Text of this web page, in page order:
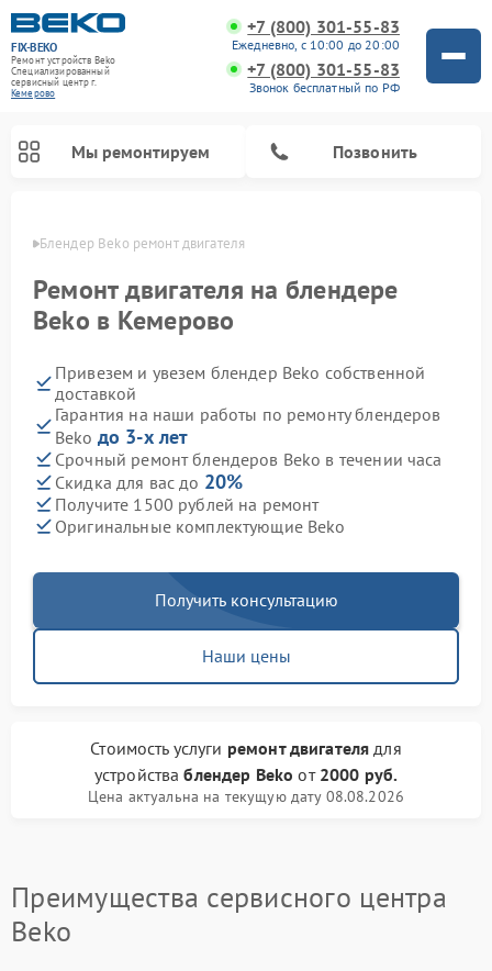
FIX-BEKO
Ремонт устройств Beko
Специализированный
cервисный центр г.
Кемерово
+7 (800) 301-55-83
Ежедневно, с 10:00 до 20:00
+7 (800) 301-55-83
Звонок бесплатный по РФ
Мы ремонтируем Позвонить
Блендер Beko ремонт двигателя
Ремонт двигателя на блендере
Beko в Кемерово
Привезем и увезем блендер Beko собственной
доставкой
Гарантия на наши работы по ремонту блендеров
Beko до 3-х лет
Срочный ремонт блендеров Beko в течении часа
Скидка для вас до 20%
Получите 1500 рублей на ремонт
Оригинальные комплектующие Beko
Получить консультацию
Наши цены
Стоимость услуги ремонт двигателя для
устройстваблендер Beko от 2000 руб.
Цена актуальна на текущую дату 08.08.2026
Преимущества сервисного центра
Beko